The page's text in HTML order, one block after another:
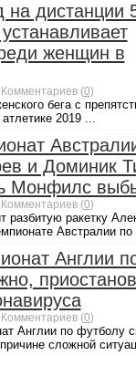
на дистанции
женщин в
(0)
бега с
2019 ...
и Доминик
Монфилс
(0)
ракетку
Австралии по
Англии
(0)
Англии по футболу
сложной